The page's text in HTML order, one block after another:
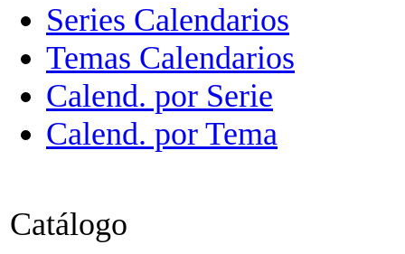
Series Calendarios
Temas Calendarios
Calend. por Serie
Calend. por Tema
Catálogo